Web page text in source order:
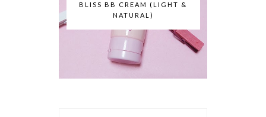
BLISS BB CREAM (LIGHT &
NATURAL)